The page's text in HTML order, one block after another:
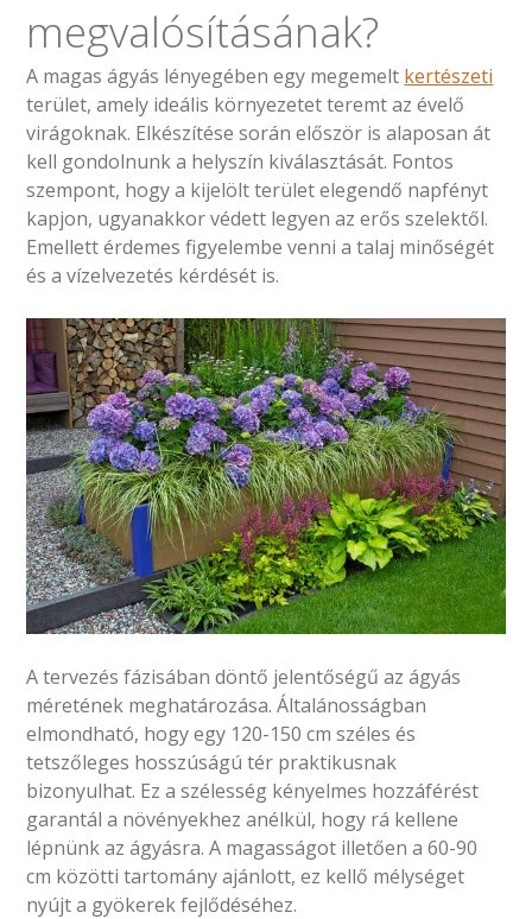
megvalósításának?
A magas ágyás lényegében egy megemelt kertészeti
terület, amely ideális környezetet teremt az évelő
virágoknak. Elkészítése során először is alaposan át
kell gondolnunk a helyszín kiválasztását. Fontos
szempont, hogy a kijelölt terület elegendő napfényt
kapjon, ugyanakkor védett legyen az erős szelektől.
Emellett érdemes figyelembe venni a talaj minőségét
és a vízelvezetés kérdését is.
A tervezés fázisában döntő jelentőségű az ágyás
méretének meghatározása. Általánosságban
elmondható, hogy egy 120-150 cm széles és
tetszőleges hosszúságú tér praktikusnak
bizonyulhat. Ez a szélesség kényelmes hozzáférést
garantál a növényekhez anélkül, hogy rá kellene
lépnünk az ágyásra. A magasságot illetően a 60-90
cm közötti tartomány ajánlott, ez kellő mélységet
nyújt a gyökerek fejlődéséhez.